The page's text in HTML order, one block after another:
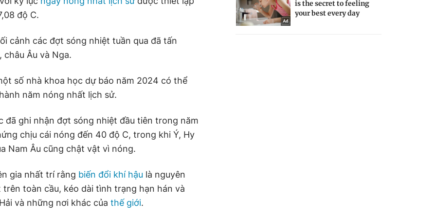
độ C.
cảnh các đợt sóng nhiệt tuần qua đã tấn
châu Âu và Nga.
số nhà khoa học dự báo năm 2024 có thể
năm nóng nhất lịch sử.
đã ghi nhận đợt sóng nhiệt đầu tiên trong năm
chịu cái nóng đến 40 độ C, trong khi Ý, Hy
Nam Âu cũng chật vật vì nóng.
gia nhất trí rằng biến đổi khí hậu là nguyên
toàn cầu, kéo dài tình trạng hạn hán và
và những nơi khác của thế giới.